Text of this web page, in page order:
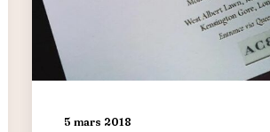
5 mars 2018